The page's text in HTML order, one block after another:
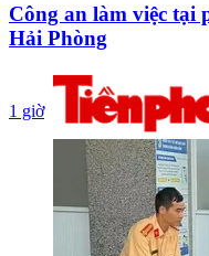
Công an làm việc tại
Hải Phòng
1 giờ